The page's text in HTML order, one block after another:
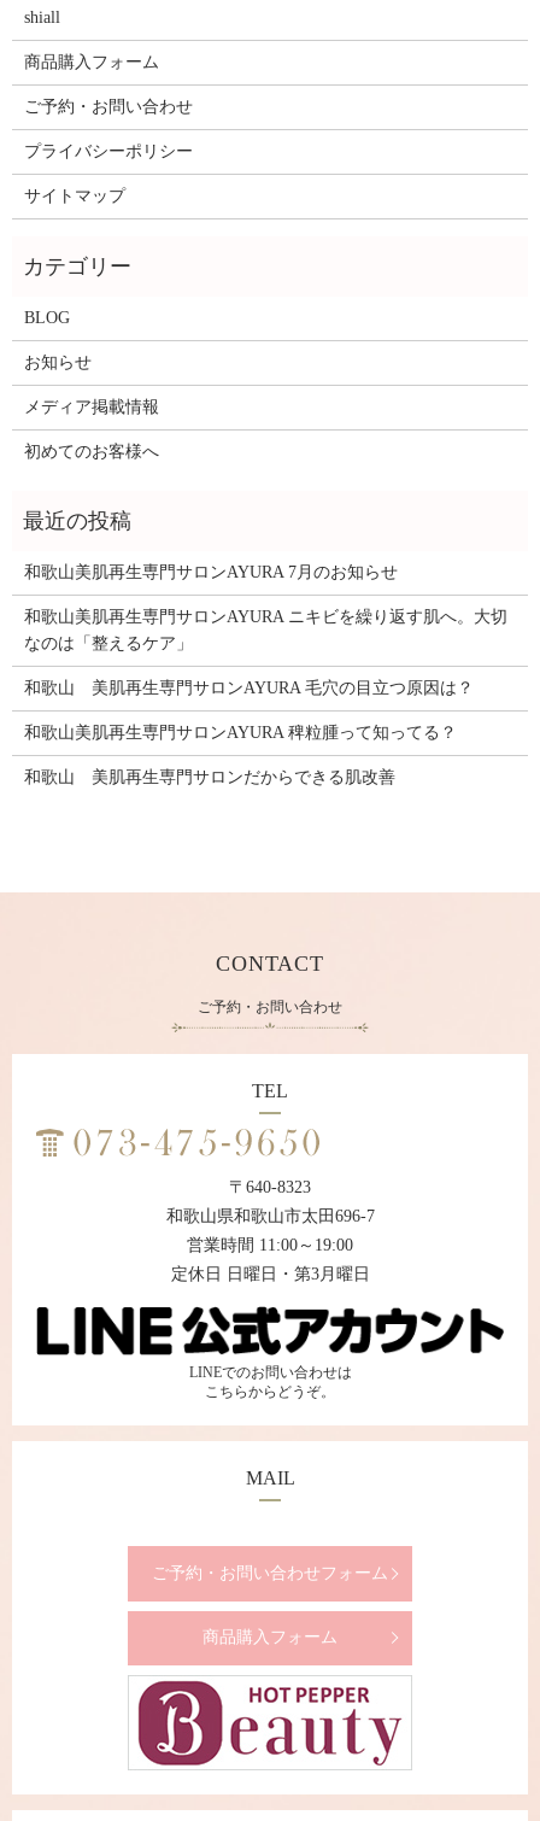
shiall
商品購入フォーム
ご予約・お問い合わせ
プライバシーポリシー
サイトマップ
BLOG
お知らせ
メディア掲載情報
初めてのお客様へ
和歌山美肌再生専門サロンAYURA 7月のお知らせ
和歌山美肌再生専門サロンAYURA ニキビを繰り返す肌へ。大切
なのは「整えるケア」
和歌山 美肌再生専門サロンAYURA 毛穴の目立つ原因は？
和歌山美肌再生専門サロンAYURA 稗粒腫って知ってる？
和歌山 美肌再生専門サロンだからできる肌改善
CONTACT
ご予約・お問い合わせ
TEL
〒640-8323
和歌山県和歌山市太田696-7
営業時間 11:00～19:00
定休日 日曜日・第3月曜日
LINEでのお問い合わせは
こちらからどうぞ。
MAIL
ご予約・お問い合わせフォーム
商品購入フォーム